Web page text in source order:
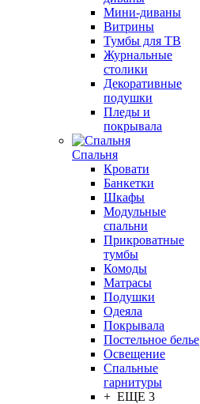
Мини-диваны
Витрины
Тумбы для ТВ
Журнальные
столики
Декоративные
подушки
Пледы и
покрывала
Спальня
Кровати
Банкетки
Шкафы
Модульные
спальни
Прикроватные
тумбы
Комоды
Матрасы
Подушки
Одеяла
Покрывала
Постельное белье
Освещение
Спальные
гарнитуры
+ ЕЩЕ 3